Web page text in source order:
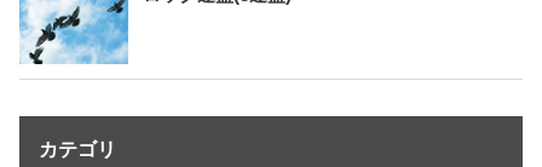
カテゴリ